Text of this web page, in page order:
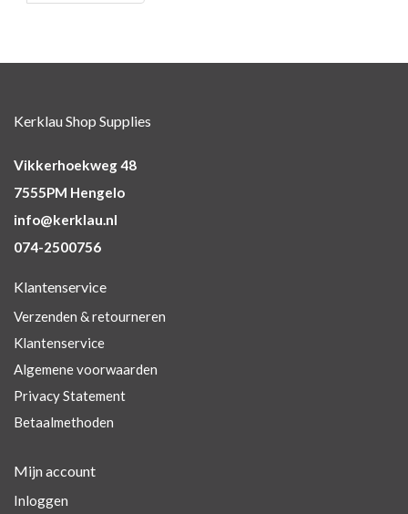
Kerklau Shop Supplies
Vikkerhoekweg 48
7555PM Hengelo
info@kerklau.nl
074-2500756
Klantenservice
Verzenden & retourneren
Klantenservice
Algemene voorwaarden
Privacy Statement
Betaalmethoden
Mijn account
Inloggen